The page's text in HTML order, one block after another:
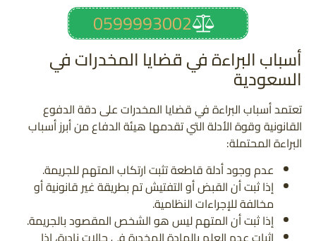
0599993002
أسباب البراءة في قضايا المخدرات في
السعودية
تعتمد أسباب البراءة في قضايا المخدرات على دقة الدفوع
القانونية وقوة الأدلة التي تقدمها هيئة الدفاع من أبرز أسباب
البراءة المحتملة:
عدم وجود أدلة قاطعة تثبت ارتكاب المتهم للجريمة.
إذا ثبت أن القبض أو التفتيش تم بطريقة غير قانونية أو
مخالفة للإجراءات النظامية.
إذا ثبت أن المتهم ليس هو الشخص المقصود بالجريمة.